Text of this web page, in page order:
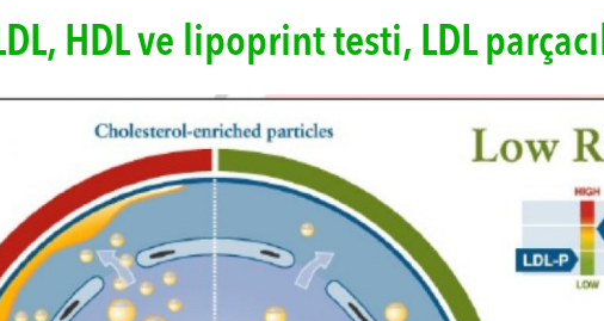
HDL ve lipoprint testi, LDL